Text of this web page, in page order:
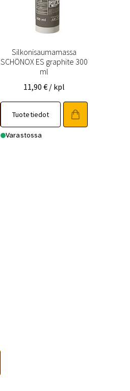
Silkonisaumamassa
SCHÖNOX ES graphite 300
ml
11,90€ / kpl
Tuotetiedot
Varastossa